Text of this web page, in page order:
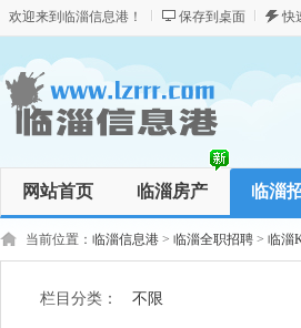
欢迎来到临淄信息港！ 保存到桌面 快
网站首页 临淄房产 临淄
商务服务 资讯 商品
当前位置： 临淄信息港 > 临淄全职招聘 > 临淄
栏目分类： 不限